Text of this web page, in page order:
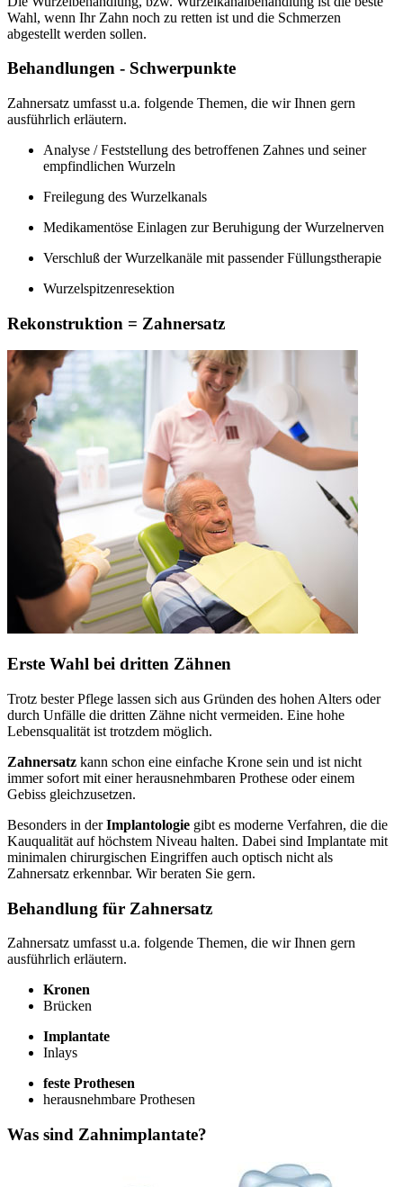
Wahl, wenn Ihr Zahn noch zu retten ist und die Schmerzen
abgestellt werden sollen.
Behandlungen - Schwerpunkte
Zahnersatz umfasst u.a. folgende Themen, die wir Ihnen gern
ausführlich erläutern.
Analyse / Feststellung des betroffenen Zahnes und seiner
empfindlichen Wurzeln
Freilegung des Wurzelkanals
Medikamentöse Einlagen zur Beruhigung der Wurzelnerven
Verschluß der Wurzelkanäle mit passender Füllungstherapie
Wurzelspitzenresektion
Rekonstruktion = Zahnersatz
Erste Wahl bei dritten Zähnen
Trotz bester Pflege lassen sich aus Gründen des hohen Alters oder
durch Unfälle die dritten Zähne nicht vermeiden. Eine hohe
Lebensqualität ist trotzdem möglich.
Zahnersatz kann schon eine einfache Krone sein und ist nicht
immer sofort mit einer herausnehmbaren Prothese oder einem
Gebiss gleichzusetzen.
Besonders in derImplantologie gibt es moderne Verfahren, die die
Kauqualität auf höchstem Niveau halten. Dabei sind Implantate mit
minimalen chirurgischen Eingriffen auch optisch nicht als
Zahnersatz erkennbar. Wir beraten Sie gern.
Behandlung für Zahnersatz
Zahnersatz umfasst u.a. folgende Themen, die wir Ihnen gern
ausführlich erläutern.
Kronen
Brücken
Implantate
Inlays
feste Prothesen
herausnehmbare Prothesen
Was sind Zahnimplantate?